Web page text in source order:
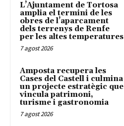
L’Ajuntament de Tortosa
amplia el termini de les
obres de l’aparcament
dels terrenys de Renfe
per les altes temperatures
7 agost 2026
Amposta recupera les
Cases del Castell i culmina
un projecte estratègic que
vincula patrimoni,
turisme i gastronomia
7 agost 2026